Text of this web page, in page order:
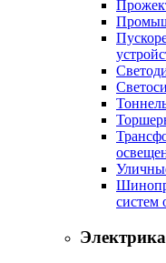
систем
Электрика